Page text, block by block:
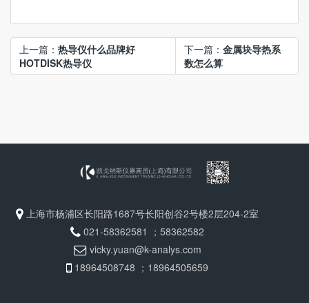
上一篇： 热导仪什么品牌好
HOTDISK热导仪
下一篇：金属块导热系
数怎么算
上海市杨浦区长阳路1687号长阳创谷2号楼2层204-2室
021-58362581 ；58362582
vicky.yuan@k-analys.com
18964508748 ；18964505659